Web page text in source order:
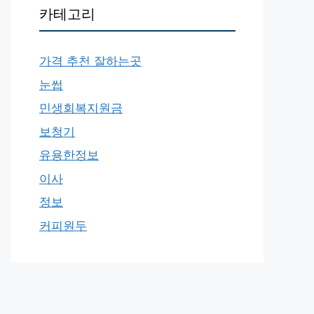
카테고리
가격 추천 잘하는곳
눈썹
민생회복지원금
보청기
유용한정보
이사
정보
커피원두